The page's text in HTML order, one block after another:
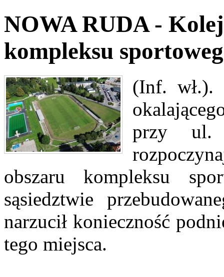
NOWA RUDA -
kompleksu
(Inf. wł.).
przy ul.
obszaru kompleksu
sąsiedztwie
narzucił konieczność
tego miejsca.